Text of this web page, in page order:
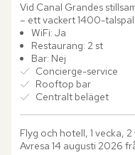
Vid Canal Grandes
– ett vackert 1400-
du vandrar genom
WiFi: Ja
Restaurang: 2 st
Bar: Nej
Concierge-service
Rooftop bar
Centralt beläget
Flyg och hotell, 1 vecka, 2
Avresa 14 augusti 2026